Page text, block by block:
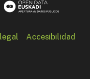
Accesibilidad